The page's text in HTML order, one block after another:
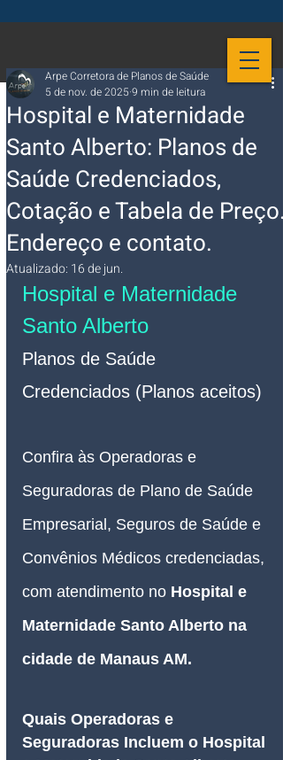
Hospital e Maternidade
Santo Alberto: Planos de
Saúde Credenciados,
Cotação e Tabela de Preço.
Endereço e contato.
Arpe Corretora de Planos de Saúde
5 de nov. de 2025 9 min de leitura
Atualizado: 16 de jun.
Hospital e Maternidade
Santo Alberto
Planos de Saúde
Credenciados (Planos aceitos)
Confira às Operadoras e
Seguradoras de Plano de Saúde
Empresarial, Seguros de Saúde e
Convênios Médicos credenciadas,
com atendimento no Hospital e
Maternidade Santo Alberto na
cidade de Manaus AM.
Quais Operadoras e
Seguradoras Incluem o Hospital